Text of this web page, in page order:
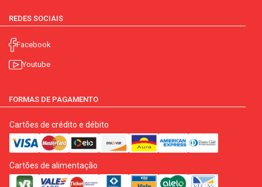
REDES SOCIAIS
Facebook
Youtube
FORMAS DE PAGAMENTO
Cartões de crédito e débito
Cartões de alimentação